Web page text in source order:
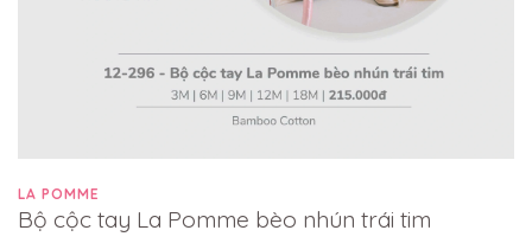
LA POMME
Bộ cộc tay La Pomme bèo nhún trái tim